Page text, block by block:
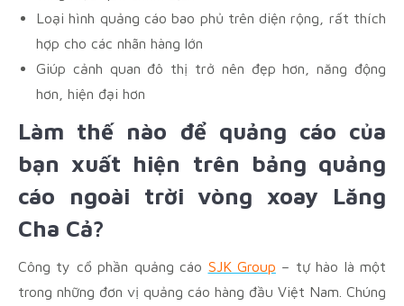
Loại hình quảng cáo bao phủ trên diện rộng, rất thích
hợp cho các nhãn hàng lớn
Giúp cảnh quan đô thị trở nên đẹp hơn, năng động
hơn, hiện đại hơn
Làm thế nào để quảng cáo của
bạn xuất hiện trên bảng quảng
cáo ngoài trời vòng xoay Lăng
Cha Cả?
Công ty cổ phần quảng cáo SJK Group – tự hào là một
trong những đơn vị quảng cáo hàng đầu Việt Nam. Chúng